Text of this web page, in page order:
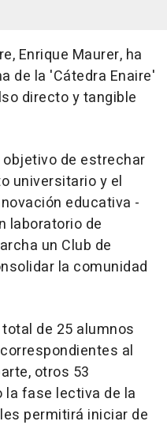
Enrique Maurer, ha
de la 'Cátedra Enaire'
directo y tangible
de estrechar
universitario y el
educativa -
laboratorio de
un Club de
la comunidad
de 25 alumnos
al
otros 53
fase lectiva de la
permitirá iniciar de